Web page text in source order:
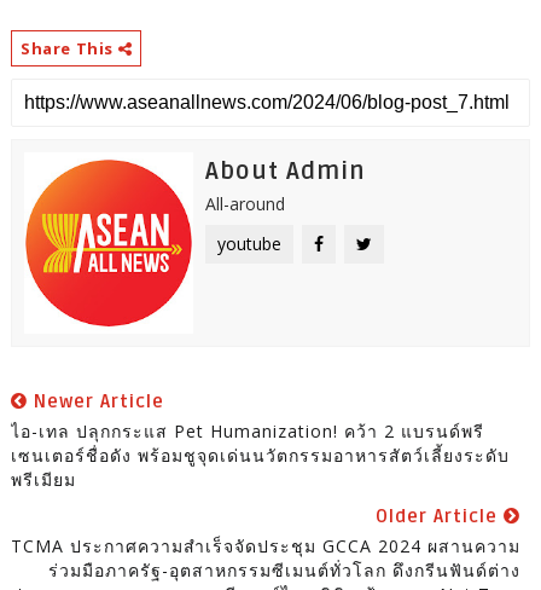
Share This
About Admin
All-around
youtube
Newer Article
ไอ-เทล ปลุกกระแส Pet Humanization! คว้า 2 แบรนด์พรี
เซนเตอร์ชื่อดัง พร้อมชูจุดเด่นนวัตกรรมอาหารสัตว์เลี้ยงระดับ
พรีเมียม
Older Article
TCMA ประกาศความสำเร็จจัดประชุม GCCA 2024 ผสานความ
ร่วมมือภาครัฐ-อุตสาหกรรมซีเมนต์ทั่วโลก ดึงกรีนฟันด์ต่าง